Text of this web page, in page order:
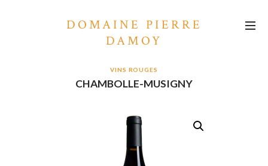
DOMAINE PIERRE
DAMOY
VINS ROUGES
CHAMBOLLE-MUSIGNY